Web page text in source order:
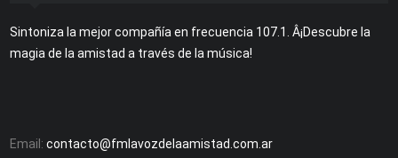
Sintoniza la mejor compañía en frecuencia 107.1. Â¡Descubre la
magia de la amistad a través de la música!
Email:contacto@fmlavozdelaamistad.com.ar